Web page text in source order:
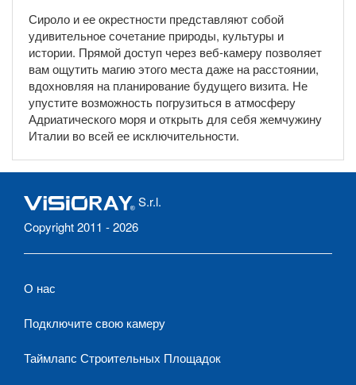
Сироло и ее окрестности представляют собой
удивительное сочетание природы, культуры и
истории. Прямой доступ через веб-камеру позволяет
вам ощутить магию этого места даже на расстоянии,
вдохновляя на планирование будущего визита. Не
упустите возможность погрузиться в атмосферу
Адриатического моря и открыть для себя жемчужину
Италии во всей ее исключительности.
S.r.l.
Copyright 2011 - 2026
О нас
Подключите свою камеру
Таймлапс Строительных Площадок